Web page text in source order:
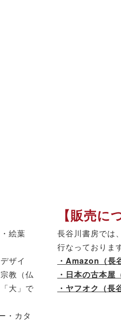
絵葉
ザイ
教（仏
大」で
・カタ
【販売に
長谷川書房では
行なっております
・Amazon（長
・日本の古本屋
・ヤフオク（長